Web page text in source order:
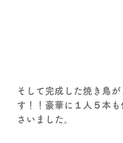
そして完成した焼き鳥
す！！豪華に１人５本
さいました。